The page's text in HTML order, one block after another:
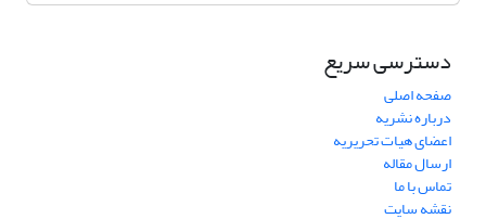
دسترسی سریع
صفحه اصلی
درباره نشریه
اعضای هیات تحریریه
ارسال مقاله
تماس با ما
نقشه سایت